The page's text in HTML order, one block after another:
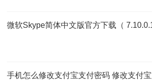
微软Skype简体中文版官方下载（
手机怎么修改支付宝支付密码 修改支付